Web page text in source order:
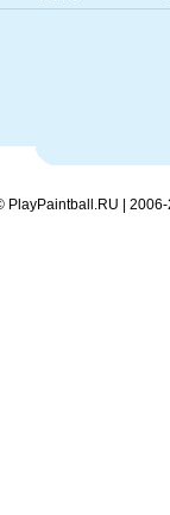
PlayPaintball.RU | 2006-